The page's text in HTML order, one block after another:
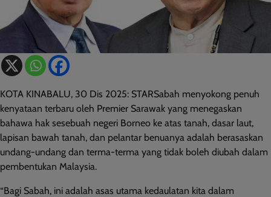
KOTA KINABALU, 30 Dis 2025: STARSabah menyokong penuh
kenyataan terbaru oleh Premier Sarawak yang menegaskan
bahawa hak sesebuah negeri Borneo ke atas tanah, dasar laut,
lapisan bawah tanah, dan pelantar benuanya adalah berasaskan
undang-undang dan terma-terma yang tidak boleh diubah dalam
pembentukan Malaysia.
“Bagi Sabah, ini adalah asas utama kedaulatan kita dalam